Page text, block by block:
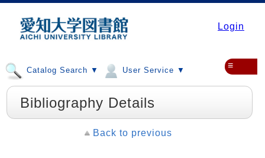
Login
Catalog Search ▼ User Service ▼ ≡
Bibliography Details
Back to previous